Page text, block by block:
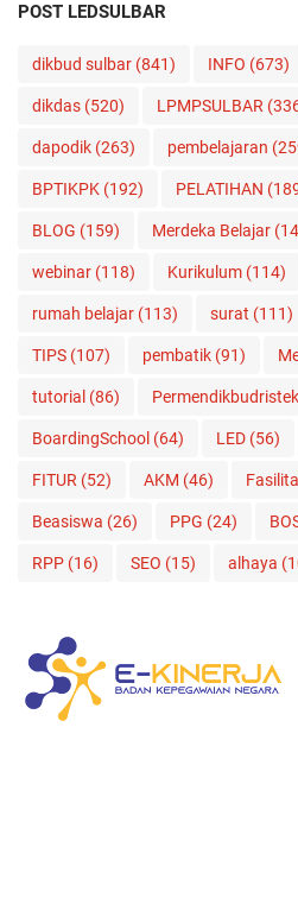
POST LEDSULBAR
dikbud sulbar (841) INFO (673)
dikdas (520) LPMPSULBAR
dapodik (263) pembelajaran
BPTIKPK (192) PELATIHAN
BLOG (159) Merdeka Belajar
webinar (118) Kurikulum (114)
rumah belajar (113) surat (111)
TIPS (107) pembatik (91)
tutorial (86) Permendikbudristek
BoardingSchool (64) LED (56)
FITUR (52) AKM (46)
Beasiswa (26) PPG (24)
RPP (16) SEO (15) alhaya